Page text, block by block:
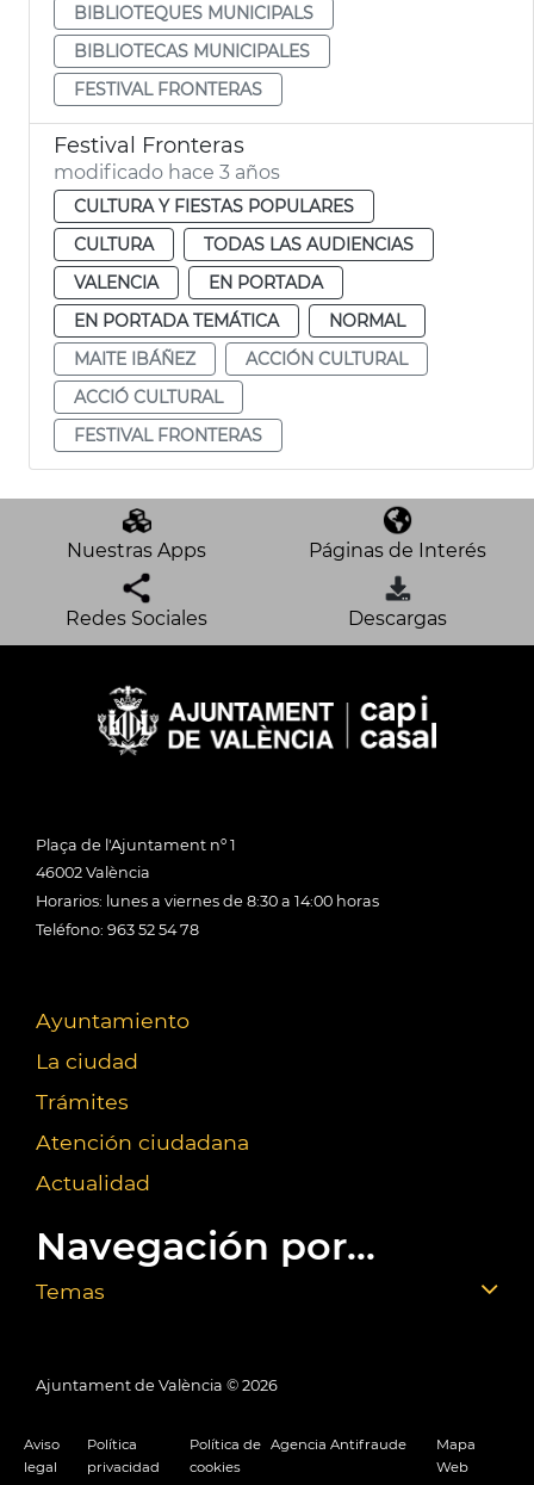
BIBLIOTEQUES MUNICIPALS
BIBLIOTECAS MUNICIPALES
FESTIVAL FRONTERAS
Festival Fronteras
modificado hace 3 años
CULTURA Y FIESTAS POPULARES
CULTURA
TODAS LAS AUDIENCIAS
VALENCIA
EN PORTADA
EN PORTADA TEMÁTICA
NORMAL
MAITE IBÁÑEZ
ACCIÓN CULTURAL
ACCIÓ CULTURAL
FESTIVAL FRONTERAS
Nuestras Apps Páginas de Interés
Redes Sociales Descargas
Plaça de l'Ajuntament nº 1
46002 València
Horarios: lunes a viernes de 8:30 a 14:00 horas
Teléfono: 963 52 54 78
Ayuntamiento
La ciudad
Trámites
Atención ciudadana
Actualidad
Navegación por...
Temas
Ajuntament de València © 2026
Aviso
legal
Política
privacidad
Política de
cookies
Agencia Antifraude
Mapa
Web